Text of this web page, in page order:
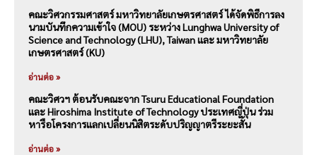
คณะวิศวกรรมศาสตร์ มหาวิทยาลัยเกษตรศาสตร์ ได้จัดพิธีการลง
นามบันทึกความเข้าใจ (MOU) ระหว่าง Lunghwa University of
Science and Technology (LHU), Taiwan และ มหาวิทยาลัย
เกษตรศาสตร์ (KU)
อ่านต่อ »
คณะวิศวฯ ต้อนรับคณะจาก Tsuru Educational Foundation
และ Hiroshima Institute of Technology ประเทศญี่ปุ่น ร่วม
หารือโครงการแลกเปลี่ยนนิสิตระดับปริญญาตรีระยะสั้น
อ่านต่อ »